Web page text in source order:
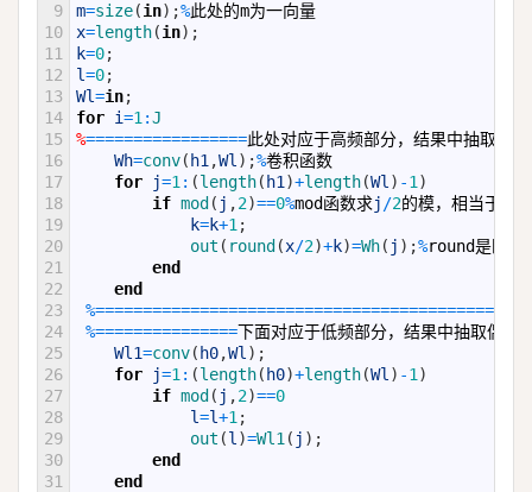
9
10
11
12
13
14
15
16
17
18
19
20
21
22
23
24
25
26
27
28
29
30
31
m=size(in) ;%此处的m为一向量
x=length(in) ;
k=0;
l=0;
Wl=in;
for i=1 :J
%=================此处对应于高频部分，结果中抽取偶
Wh=conv( h1 ,Wl ) ;%卷积函数
for
j=1 : (length( h1 )+length(Wl ) -1 )
if mod ( j ,2)==0%mod函数求j /2的模，相当于求
k=k+1 ;
out ( round (x/2)+k)=Wh( j ) ;%round是四舍
end
end
%===========================================
%===============下面对应于低频部分，结果中抽取偶数
Wl1=conv( h0,Wl ) ;
for
j=1 : (length( h0)+length(Wl ) -1 )
if mod ( j ,2)==0
l=l+1 ;
out (l )=Wl1 ( j ) ;
end
end